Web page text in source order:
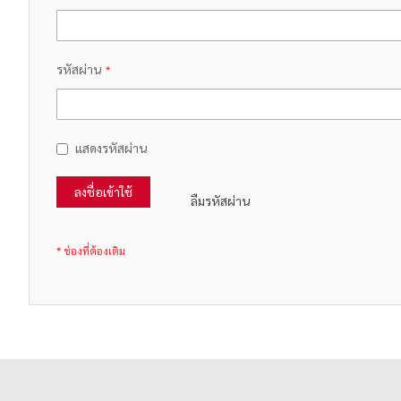
รหัสผ่าน
แสดงรหัสผ่าน
ลงชื่อเข้าใช้
ลืมรหัสผ่าน